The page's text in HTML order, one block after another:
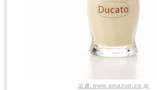
出典:www.amazon.co.jp